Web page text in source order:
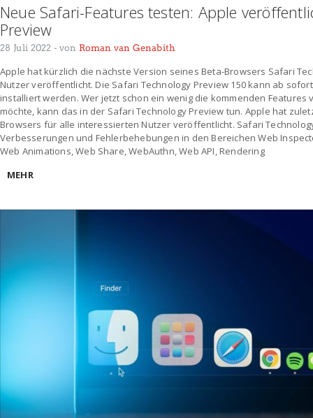
Neue Safari-Features testen: Apple
Preview
28 Juli 2022 - von Roman van Genabith
Apple hat kürzlich die nächste Version seines Beta-Browsers Safari
Nutzer veröffentlicht. Die Safari Technology Preview 150 kann ab
installiert werden. Wer jetzt schon ein wenig die kommenden Features
möchte, kann das in der Safari Technology Preview tun. Apple hat
Browsers für alle interessierten Nutzer veröffentlicht. Safari
Verbesserungen und Fehlerbehebungen in den Bereichen Web
Web Animations, Web Share, WebAuthn, Web API, Rendering
MEHR